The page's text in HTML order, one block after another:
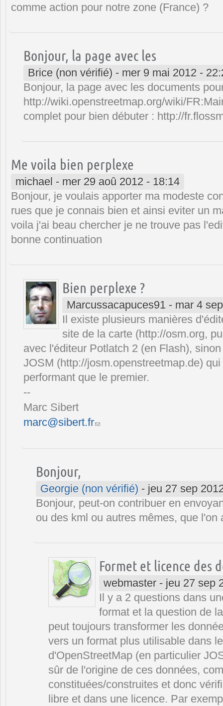
comme action pour notre zone (France) ?
Bonjour, la page avec les
Brice (non vérifié) - mer 9 mai 2012 -
Bonjour, la page avec les documents
http://wiki.openstreetmap.org/wiki/
complet pour bien débuter : http://
Me voila bien perplexe
michael - mer 29 aoû 2012 - 18:14
Bonjour, je voulais apporter ma modeste
rues que je connais bien et ainsi eviter un
voila j'ai beau chercher je ne trouve pas
bonne continuation
Bien perplexe ?
Marcussacapuces91 - mar 4
Il existe plusieurs manières
site de la carte (http://osm.org,
avec l'éditeur Potlatch 2 (en Flash),
JOSM (http://josm.openstreetmap.de)
performant que le premier.
--
Marc Sibert
marc@sibert.fr
Bonjour,
Georgie (non vérifié) - jeu 27 sep
Bonjour, peut-on contribuer en
ou des kml ou autres mêmes, que l'on
Formet et licence des
webmaster- jeu 27 sep
Il y a 2 questions dans
format et la question de
peut toujours transformer les
vers un format plus utilisable dans
d'OpenStreetMap (en particulier
sûr de l'origine de ces données,
constituées/construites et donc
libre et dans une licence. Par